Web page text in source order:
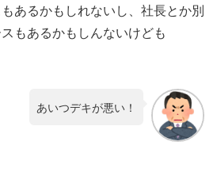
あるかもしれないし、社長とか別
もあるかもしんないけども
あいつデキが悪い！